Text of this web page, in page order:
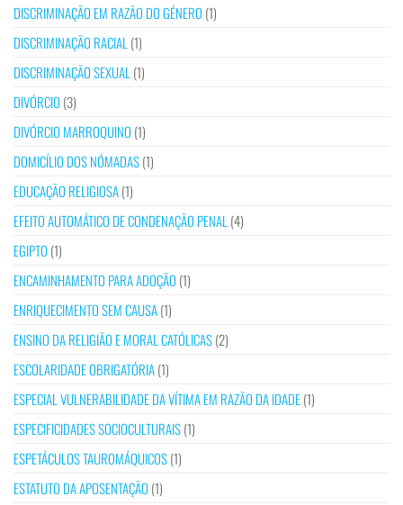
DISCRIMINAÇÃO EM RAZÃO DO GÉNERO (1)
DISCRIMINAÇÃO RACIAL (1)
DISCRIMINAÇÃO SEXUAL (1)
DIVÓRCIO (3)
DIVÓRCIO MARROQUINO (1)
DOMICÍLIO DOS NÓMADAS(1)
EDUCAÇÃO RELIGIOSA(1)
EFEITO AUTOMÁTICO DE CONDENAÇÃO PENAL (4)
EGIPTO (1)
ENCAMINHAMENTO PARA ADOÇÃO (1)
ENRIQUECIMENTO SEM CAUSA(1)
ENSINO DA RELIGIÃO E MORAL CATÓLICAS(2)
ESCOLARIDADE OBRIGATÓRIA(1)
ESPECIAL VULNERABILIDADE DA VÍTIMA EM RAZÃO DA IDADE(1)
ESPECIFICIDADES SOCIOCULTURAIS(1)
ESPETÁCULOS TAUROMÁQUICOS(1)
ESTATUTO DA APOSENTAÇÃO (1)